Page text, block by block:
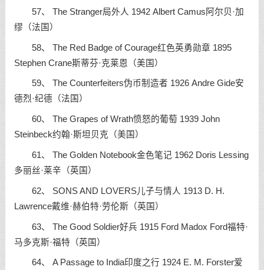
57、 The Stranger局外人 1942 Albert Camus阿尔贝·加
缪（法国）
58、 The Red Badge of Courage红色英勇勋章 1895
Stephen Crane斯蒂芬·克莱恩（美国）
59、 The Counterfeiters伪币制造者 1926 Andre Gide安
德烈·纪德（法国）
60、 The Grapes of Wrath愤怒的葡萄 1939 John
Steinbeck约翰·斯坦贝克（美国）
61、 The Golden Notebook金色笔记 1962 Doris Lessing
多丽丝·莱辛（英国）
62、 SONS AND LOVERS儿子与情人 1913 D. H.
Lawrence戴维·赫伯特·劳伦斯（英国）
63、 The Good Soldier好兵 1915 Ford Madox Ford福特·
马多克斯·福特（英国）
64、 A Passage to India印度之行 1924 E. M. Forster爱